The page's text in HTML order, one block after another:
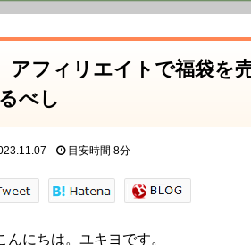
アフィリエイトで福袋を
べし
目安時間 8分
んにちは。ユキヨです。